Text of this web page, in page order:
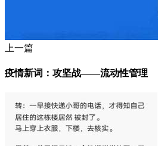
上一篇
疫情新词：攻坚战——流动性管理